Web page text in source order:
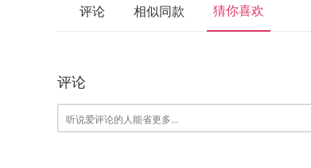
评论 相似同款 猜你喜欢
评论